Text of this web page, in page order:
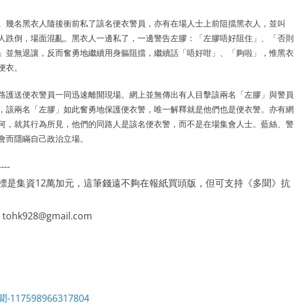
幾名黑衣人隨後衝前私了該名便衣警員，亦有在場人士上前阻擋黑衣人，並叫
跌倒，場面混亂。黑衣人一邊私了，一邊警告左膠：「左膠唔好阻住」、「否則
並無退讓，反而奮勇地繼續用身軀阻擋，繼續話「唔好咁」、「夠啦」，惟黑衣
。
護送便衣警員一同迅速離開現場。網上並無傳出有人目擊該兩名「左膠」與警員
該兩名「左膠」如此奮勇地保護便衣警，唯一解釋就是他們也是便衣警。亦有網
，就其行為所見，他們的同路人是該名便衣警，而不是在場集會人士。藍絲、警
隱瞞自己政治立場。
是集資12萬加元，這筆錢遠不夠在報紙買頭版，但可支持《多聞》抗
117598966317804